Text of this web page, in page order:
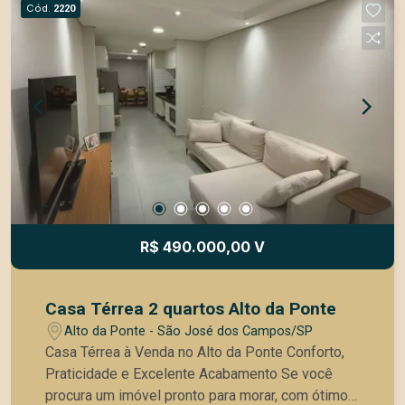
Cód. 2220
R$ 490.000,00 V
Casa Térrea 2 quartos Alto da Ponte
Alto da Ponte - São José dos Campos/SP
Casa Térrea à Venda no Alto da Ponte Conforto,
Praticidade e Excelente Acabamento Se você
procura um imóvel pronto para morar, com ótimo